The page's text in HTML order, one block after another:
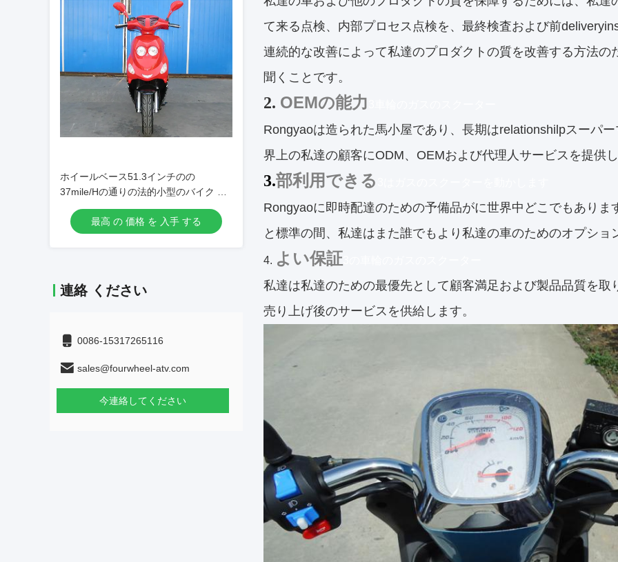
ホイールベース51.3インチのの
37mile/Hの通りの法的小型のバイク デ
ィスク ドラム・ブレーキ
最高 の 価格 を 入手 する
連絡 ください
0086-15317265116
sales@fourwheel-atv.com
今連絡してください
て来る点検、内部プロセス点検を、最終検査および前
連続的な改善によって私達のプロダクトの質を改善する方法
聞くことです。
2. OEMの能力
Rongyaoは造られた馬小屋であり、長期はrelationshilpスーパー
界上の私達の顧客にODM、OEMおよび代理人サービスを提供し
3.部利用できる
Rongyaoに即時配達のための予備品がに世界中どこでもあり
と標準の間、私達はまた誰でもより私達の車のためのオプショ
4. よい保証
私達は私達のための最優先として顧客満足および製品品質を
売り上げ後のサービスを供給します。